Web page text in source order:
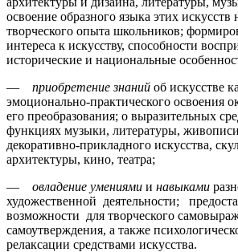
освоение образного языка этих искусств
творческого опыта школьников;
интереса к искусству, способности
исторические и национальные
— приобретение знаний об искусстве
эмоционально-практического освоения
его преобразования; о выразительных
функциях музыки, литературы,
декоративно-прикладного искусства,
архитектуры, кино, театра;
— овладение умениями и навыками
художественной деятельности;
возможности для творческого
самоутверждения, а также
релаксации средствами искусства.